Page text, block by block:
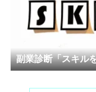
副業診断「スキル